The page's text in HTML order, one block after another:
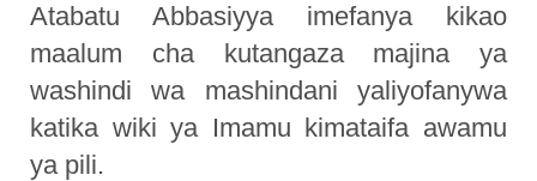
Atabatu Abbasiyya imefanya kikao
maalum cha kutangaza majina ya
washindi wa mashindani yaliyofanywa
katika wiki ya Imamu kimataifa awamu
ya pili.